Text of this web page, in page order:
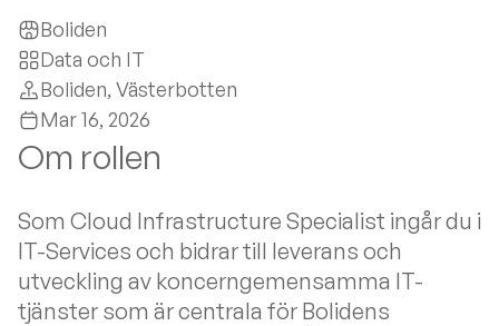
Boliden
Data och IT
Boliden, Västerbotten
Mar 16, 2026
Om rollen
Som Cloud Infrastructure Specialist ingår du i
IT-Services och bidrar till leverans och
utveckling av koncerngemensamma IT-
tjänster som är centrala för Bolidens